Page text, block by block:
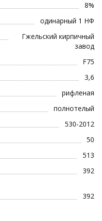
8%
одинарный 1 НФ
Гжельский кирпичный
завод
F75
3,6
рифленая
полнотелый
530-2012
50
513
392
392